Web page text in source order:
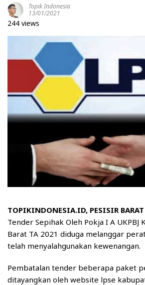
Topik Indonesia
13/01/2021
244 views
TOPIKINDONESIA.ID, PESISIR BARAT
Tender Sepihak Oleh Pokja I A UKPBJ
Barat TA 2021 diduga melanggar
telah menyalahgunakan kewenangan.
Pembatalan tender beberapa paket
ditayangkan oleh website lpse